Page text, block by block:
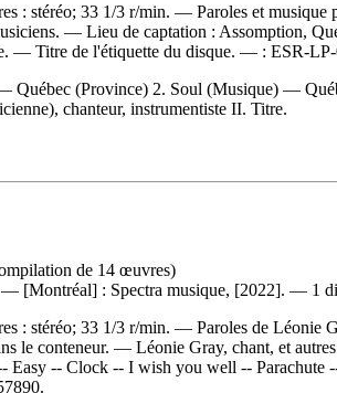
: stéréo; 33 1/3 r/min. — Paroles et
— Lieu de captation : Assomption,
— Titre de l'étiquette du disque. — : ESR-
Québec (Province) 2. Soul (Musique) —
chanteur, instrumentiste II. Titre.
de 14 œuvres)
[Montréal] : Spectra musique, [2022]. — 1
: stéréo; 33 1/3 r/min. — Paroles de Léonie
le conteneur. — Léonie Gray, chant, et
Easy -- Clock -- I wish you well --